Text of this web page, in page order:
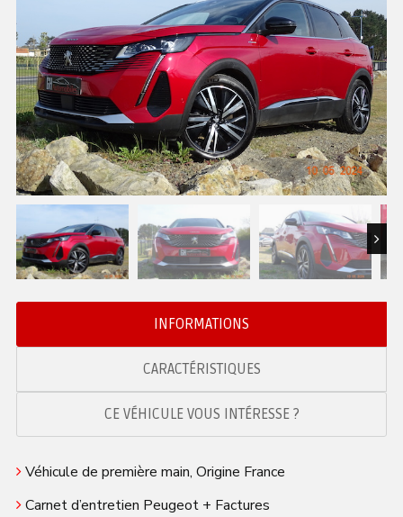
Next
INFORMATIONS
CARACTÉRISTIQUES
CE VÉHICULE VOUS INTÉRESSE ?
Véhicule de première main, Origine France
Carnet d’entretien Peugeot + Factures